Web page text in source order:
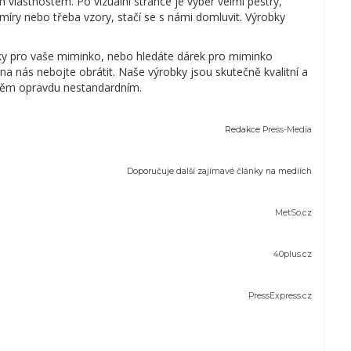
nebo třeba vzory, stačí se s námi domluvit. Výrobky
pro vaše miminko, nebo hledáte dárek pro miminko
nás nebojte obrátit. Naše výrobky jsou skutečně kvalitní a
opravdu nestandardním.
Redakce Press-Media
Doporučuje další zajímavé články na mediích
MetSo.cz
40plus.cz
PressExpress.cz